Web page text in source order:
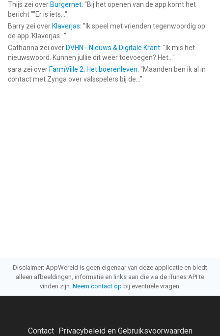
Thijs zei over Burgernet: "Bij het openen van de app komt het
bericht ""Er is iets... "
Barry zei over Klaverjas: " Ik speel met vrienden tegenwoordig op
de app ‘Klaverjas... "
Catharina zei over DVHN - Nieuws & Digitale Krant: " Ik mis het
nieuwswoord. Kunnen jullie dit weer toevoegen? Het... "
sara zei over FarmVille 2: Het boerenleven: "Maanden ben ik al in
contact met Zynga over valsspelers bij de... "
Disclaimer: AppWereld is geen eigenaar van deze applicatie en biedt
alleen afbeeldingen, informatie en links aan die via de iTunes API te
vinden zijn. Neem contact op bij eventuele vragen.
Contact· Privacybeleid en Gebruiksvoorwaarden